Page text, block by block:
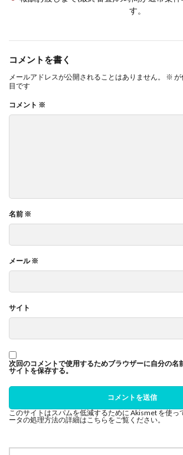
す。
コメントを書く
メールアドレスが公開されることはありません。 ※ が
目です
コメント ※
名前 ※
メール※
サイト
次回のコメントで使用するためブラウザーに自分の名
サイトを保存する。
このサイトはスパムを低減するために Akismet を使っ
ータの処理方法の詳細はこちらをご覧ください。